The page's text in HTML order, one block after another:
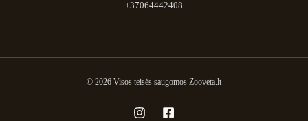
+37064442408
© 2026 Visos teisės saugomos Zooveta.lt